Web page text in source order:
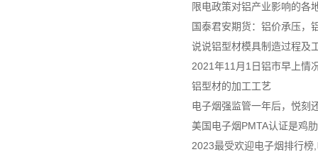
限电政策对铝产业影响的各
国泰君安期货：铝价承压，
说说铝型材模具制造过程及
2021年11月1日铝市早上情
铝型材的加工工艺
电子烟强监管一年后，悦刻
美国电子烟PMTA认证是鸡
2023最受欢迎电子烟排行榜